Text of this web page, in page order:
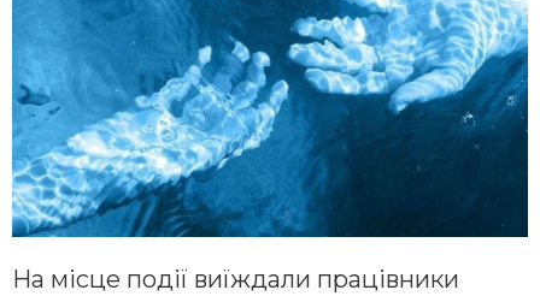
На місце події виїждали працівники